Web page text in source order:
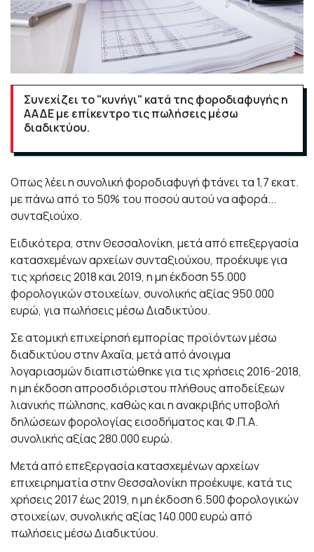
Συνεχίζει το "κυνήγι" κατά της φοροδιαφυγής η
ΑΑΔΕ με επίκεντρο τις πωλήσεις μέσω
διαδικτύου.
Οπως λέειη συνολική φοροδιαφυγή φτάνει τα 1,7 εκατ.
με πάνω από το 50% του ποσού αυτού να αφορά...
συνταξιούχο.
Ειδικότερα, στην Θεσσαλονίκη, μετά από επεξεργασία
κατασχεμένων αρχείων συνταξιούχου, προέκυψε για
τις χρήσεις 2018 και 2019, η μη έκδοση 55.000
φορολογικών στοιχείων, συνολικής αξίας 950.000
ευρώ, για πωλήσεις μέσω Διαδικτύου.
Σε ατομική επιχείρησή εμπορίας προϊόντων μέσω
διαδικτύου στην Αχαΐα, μετά από άνοιγμα
λογαριασμών διαπιστώθηκε για τις χρήσεις 2016-2018,
η μη έκδοση απροσδιόριστου πλήθους αποδείξεων
λιανικής πώλησης, καθώς και η ανακριβής υποβολή
δηλώσεων φορολογίας εισοδήματος και Φ.Π.Α.
συνολικής αξίας 280.000 ευρώ.
Μετά από επεξεργασία κατασχεμένων αρχείων
επιχειρηματία στην Θεσσαλονίκη προέκυψε, κατά τις
χρήσεις 2017 έως 2019, η μη έκδοση 6.500 φορολογικών
στοιχείων, συνολικής αξίας 140.000 ευρώ από
πωλήσεις μέσω Διαδικτύου.